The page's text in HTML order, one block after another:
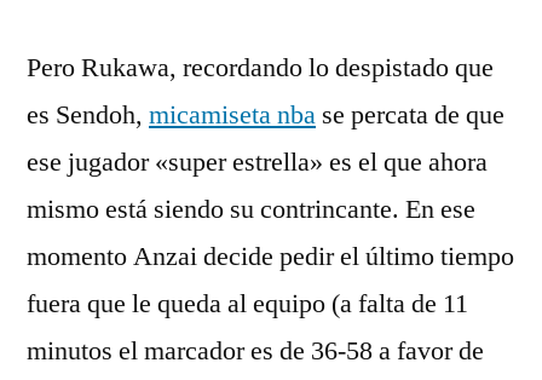
Pero Rukawa, recordando lo despistado que
es Sendoh, micamiseta nba se percata de que
ese jugador «super estrella» es el que ahora
mismo está siendo su contrincante. En ese
momento Anzai decide pedir el último tiempo
fuera que le queda al equipo (a falta de 11
minutos el marcador es de 36-58 a favor de